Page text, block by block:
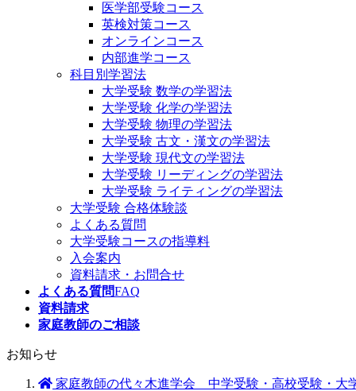
医学部受験コース
英検対策コース
オンラインコース
内部進学コース
科目別学習法
大学受験 数学の学習法
大学受験 化学の学習法
大学受験 物理の学習法
大学受験 古文・漢文の学習法
大学受験 現代文の学習法
大学受験 リーディングの学習法
大学受験 ライティングの学習法
大学受験 合格体験談
よくある質問
大学受験コースの指導料
入会案内
資料請求・お問合せ
よくある質問FAQ
資料請求
家庭教師のご相談
お知らせ
家庭教師の代々木進学会 中学受験・高校受験・大